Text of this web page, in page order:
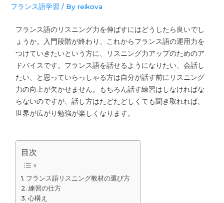
フランス語学習 / Byreikova
フランス語のリスニング力を伸ばすにはどうしたら良いでし
ょうか。入門段階が終わり、これからフランス語の運用力を
つけていきたいという方に、リスニング力アップのためのア
ドバイスです。フランス語を話せるようになりたい、会話し
たい、と思っていらっしゃる方は自分が話す前にリスニング
力の向上が欠かせません。もちろん話す練習はしなければな
らないのですが、話し方はたどたどしくても聞き取れれば、
世界が広がり勉強が楽しくなります。
目次
フランス語リスニング教材の選び方
練習の仕方
心構え